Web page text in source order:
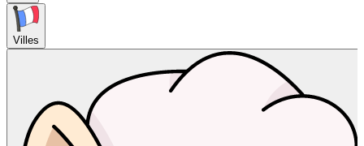
Villes